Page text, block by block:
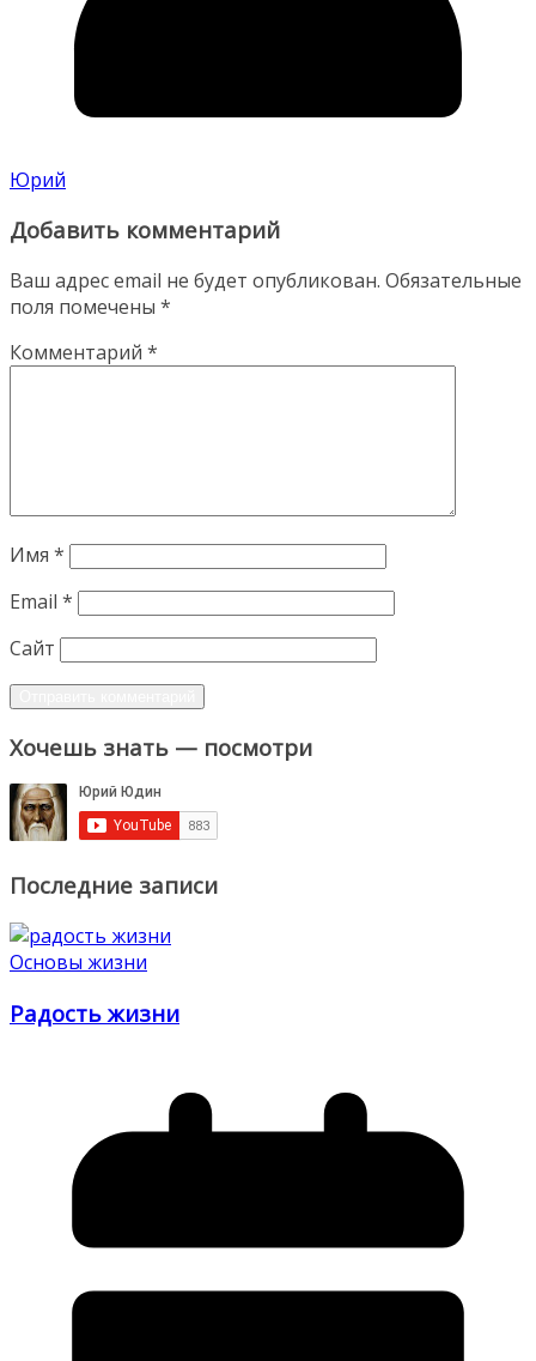
Юрий
Добавить комментарий
Ваш адрес email не будет опубликован. Обязательные
поля помечены *
Комментарий *
Имя *
Email *
Сайт
Хочешь знать — посмотри
Последние записи
Основы жизни
Радость жизни